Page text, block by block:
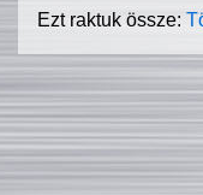
Ezt raktuk össze: